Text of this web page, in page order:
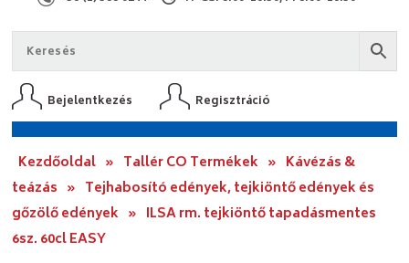
Bejelentkezés Regisztráció
Kezdőoldal » Tallér CO Termékek » Kávézás &
teázás » Tejhabosító edények, tejkiöntő edények és
gőzölő edények » ILSA rm. tejkiöntő tapadásmentes
6sz. 60cl EASY